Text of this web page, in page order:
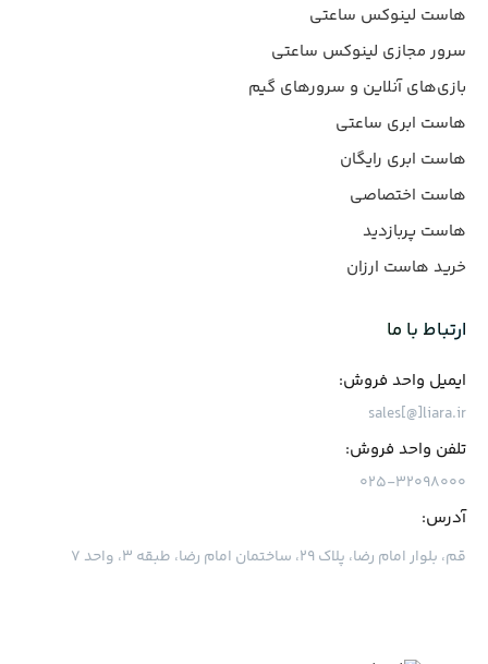
هاست لینوکس ساعتی
سرور مجازی لینوکس ساعتی
بازی‌های آنلاین و سرورهای گیم
هاست ابری ساعتی
هاست ابری رایگان
هاست اختصاصی
هاست پربازدید
خرید هاست ارزان
ارتباط با ما
ایمیل واحد فروش:
sales[@]liara.ir
تلفن واحد فروش:
۰۲۵-۳۲۰۹۸۰۰۰
آدرس:
قم، بلوار امام رضا، پلاک ۲۹، ساختمان امام رضا، طبقه ۳، واحد ۷